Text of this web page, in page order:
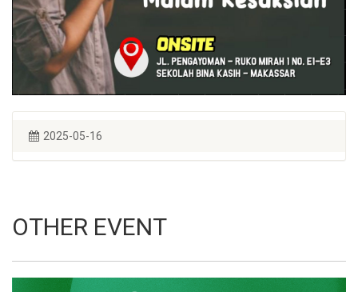
2025-05-16
OTHER EVENT